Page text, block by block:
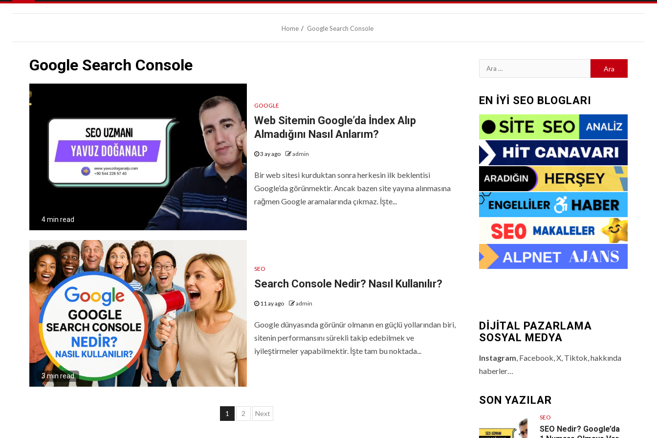
Home Google Search Console
Google Search Console
4 min read
GOOGLE
Web Sitemin Google’da İndex Alıp
Almadığını Nasıl Anlarım?
3 ay ago admin
Bir web sitesi kurduktan sonra herkesin ilk beklentisi
Google’da görünmektir. Ancak bazen site yayına alınmasına
rağmen Google aramalarında çıkmaz. İşte...
3 min read
SEO
Search Console Nedir? Nasıl Kullanılır?
11 ay ago admin
Google dünyasında görünür olmanın en güçlü yollarından biri,
sitenin performansını sürekli takip edebilmek ve
iyileştirmeler yapabilmektir. İşte tam bu noktada...
Yazı
1 2 Next
Arama:
EN İYİ SEO BLOGLARI
DİJİTAL PAZARLAMA
SOSYAL MEDYA
Instagram , Facebook, X, Tiktok, hakkında
haberler…
SON YAZILAR
SEO
SEO Nedir? Google’da